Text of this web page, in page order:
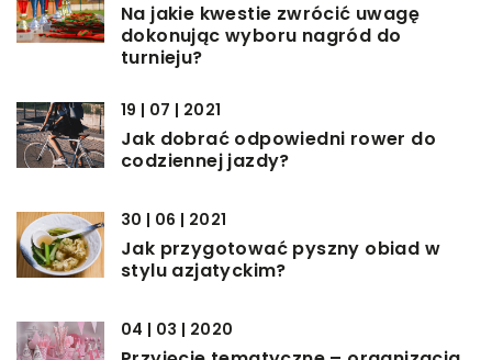
Na jakie kwestie zwrócić uwagę
dokonując wyboru nagród do
turnieju?
19 | 07 | 2021
Jak dobrać odpowiedni rower do
codziennej jazdy?
30 | 06 | 2021
Jak przygotować pyszny obiad w
stylu azjatyckim?
04 | 03 | 2020